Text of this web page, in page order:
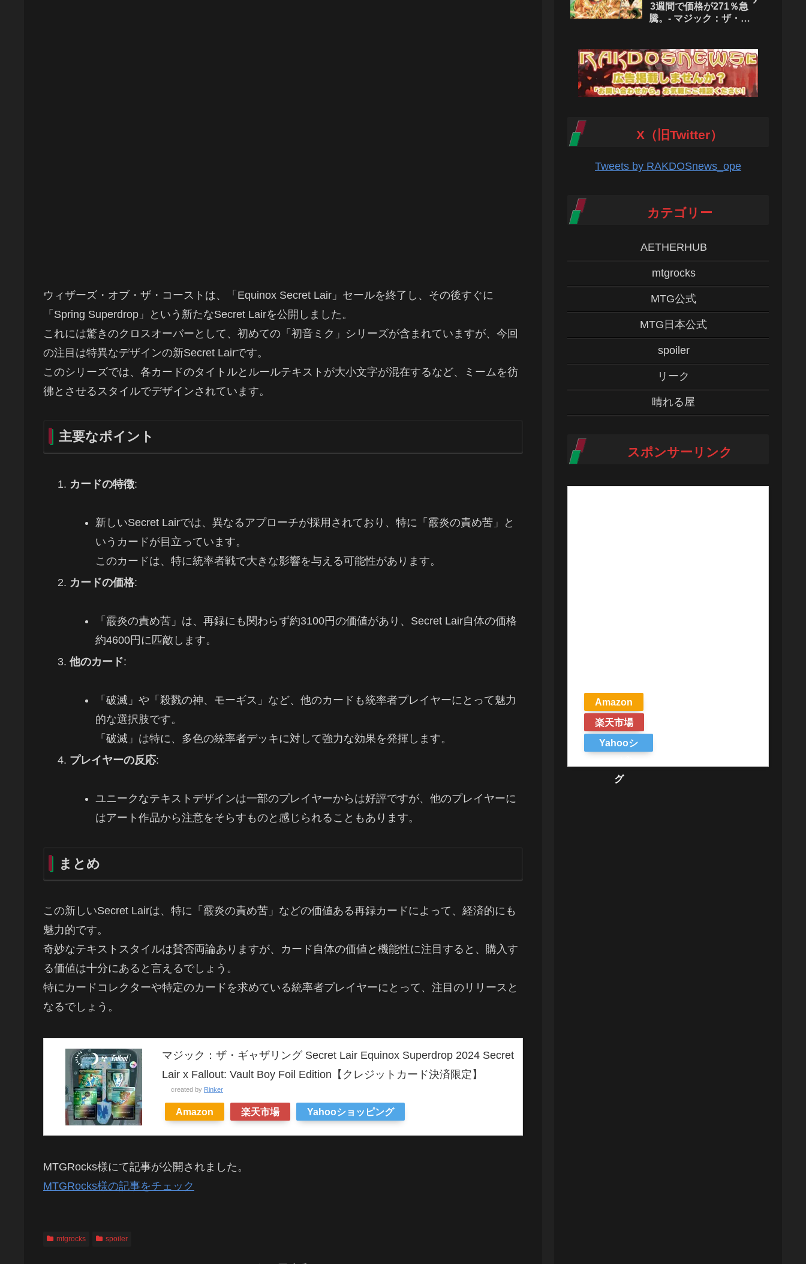
ウィザーズ・オブ・ザ・コーストは、「Equinox Secret Lair」セールを終了し、その後すぐに
「Spring Superdrop」という新たなSecret Lairを公開しました。
これには驚きのクロスオーバーとして、初めての「初音ミク」シリーズが含まれていますが、今回
の注目は特異なデザインの新Secret Lairです。
このシリーズでは、各カードのタイトルとルールテキストが大小文字が混在するなど、ミームを彷
彿とさせるスタイルでデザインされています。
主要なポイント
カードの特徴:
新しいSecret Lairでは、異なるアプローチが採用されており、特に「霰炎の責め苦」と
いうカードが目立っています。
このカードは、特に統率者戦で大きな影響を与える可能性があります。
カードの価格:
「霰炎の責め苦」は、再録にも関わらず約3100円の価値があり、Secret Lair自体の価格
約4600円に匹敵します。
他のカード:
「破滅」や「殺戮の神、モーギス」など、他のカードも統率者プレイヤーにとって魅力
的な選択肢です。
「破滅」は特に、多色の統率者デッキに対して強力な効果を発揮します。
プレイヤーの反応:
ユニークなテキストデザインは一部のプレイヤーからは好評ですが、他のプレイヤーに
はアート作品から注意をそらすものと感じられることもあります。
まとめ
この新しいSecret Lairは、特に「霰炎の責め苦」などの価値ある再録カードによって、経済的にも
魅力的です。
奇妙なテキストスタイルは賛否両論ありますが、カード自体の価値と機能性に注目すると、購入す
る価値は十分にあると言えるでしょう。
特にカードコレクターや特定のカードを求めている統率者プレイヤーにとって、注目のリリースと
なるでしょう。
マジック：ザ・ギャザリング Secret Lair Equinox Superdrop 2024 Secret
Lair x Fallout: Vault Boy Foil Edition【クレジットカード決済限定】
created by Rinker
Amazon 楽天市場 Yahooショッピング
MTGRocks様にて記事が公開されました。
MTGRocks様の記事をチェック
mtgrocks spoiler
3週間で価格が271％急
騰。- マジック：ザ・ギ
X（旧Twitter）
Tweets by RAKDOSnews_ope
カテゴリー
AETHERHUB
mtgrocks
MTG公式
MTG日本公式
spoiler
リーク
晴れる屋
スポンサーリンク
Amazon
楽天市場
Yahooシ
グ